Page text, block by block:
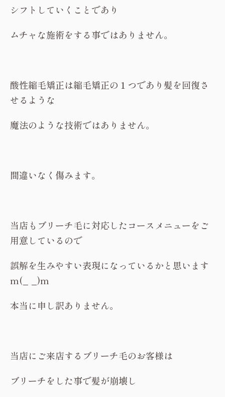
シフトしていくことであり
ムチャな施術をする事ではありません。
酸性縮毛矯正は縮毛矯正の１つであり髪を回復さ
せるような
魔法のような技術ではありません。
間違いなく傷みます。
当店もブリーチ毛に対応したコースメニューをご
用意しているので
誤解を生みやすい表現になっているかと思います
m(_ _)m
本当に申し訳ありません。
当店にご来店するブリーチ毛のお客様は
ブリーチをした事で髪が崩壊し